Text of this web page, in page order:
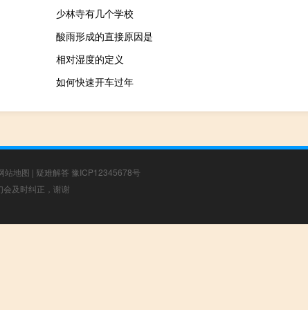
少林寺有几个学校
酸雨形成的直接原因是
相对湿度的定义
如何快速开车过年
站地图 | 疑难解答 豫ICP12345678号
及时纠正，谢谢